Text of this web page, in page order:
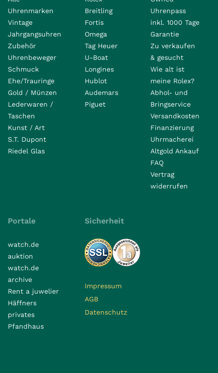
Uhrenmarken
Vintage
Jahrgangsuhren
Zubehör
Uhrenbeweger
Schmuck
Ehe/Trauringe
Gold / Münzen
Lederwaren /
Taschen
Kunst / Art
S.T. Dupont
Riedel Glas
Breitling
Fortis
Omega
Tag Heuer
U-Boat
Longines
Hublot
Audemars
Piguet
Uhrenpass
inkl. 1000 Tage
Garantie
Zu verkaufen
& gesucht
Wie alt ist
meine Rolex?
Abhol- und
Bringservice
Versandkosten
Finanzierung
Uhrmacherei
Altgold Ankauf
FAQ
Vertrag
widerrufen
Portale
watch.de
auktion
watch.de
archive
Rent a juwelier
Häffners
privates
Pfandhaus
Sicherheit
Impressum
AGB
Datenschutz